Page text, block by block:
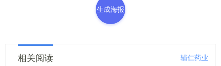
生成海报
相关阅读 辅仁药业